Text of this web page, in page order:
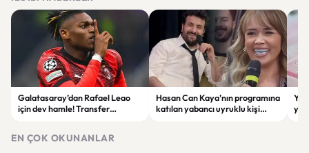
Galatasaray’dan Rafael Leao
için dev hamle! Transfer
Hasan Can Kaya’nın programına
katılan yabancı uyruklu kişi
EN ÇOK OKUNANLAR